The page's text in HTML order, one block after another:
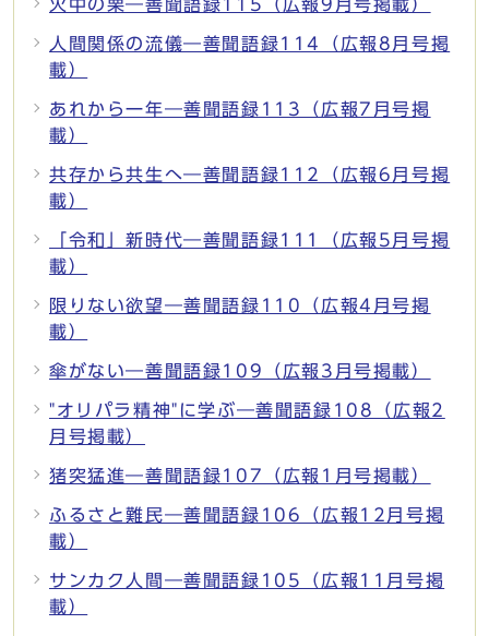
火中の栗―善聞語録115（広報9月号掲載）
人間関係の流儀―善聞語録114（広報8月号掲
載）
あれから一年―善聞語録113（広報7月号掲
載）
共存から共生へ―善聞語録112（広報6月号掲
載）
「令和」新時代―善聞語録111（広報5月号掲
載）
限りない欲望―善聞語録110（広報4月号掲
載）
傘がない―善聞語録109（広報3月号掲載）
"オリパラ精神"に学ぶ―善聞語録108（広報2
月号掲載）
猪突猛進―善聞語録107（広報1月号掲載）
ふるさと難民―善聞語録106（広報12月号掲
載）
サンカク人間―善聞語録105（広報11月号掲
載）